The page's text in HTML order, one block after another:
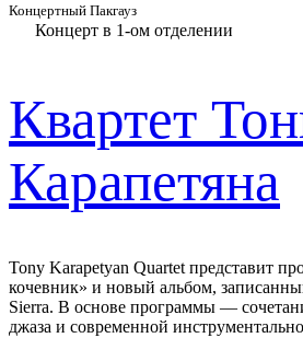
Концерт в 1-ом отделении
Концертный Пакгауз
Квартет
Карапетяна
Tony Karapetyan Quartet представит
кочевник» и новый альбом,
Sierra. В основе программы —
джаза и современной